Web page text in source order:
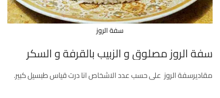
سفة الروز
سفة الروز مصلوق و الزبيب بالقرفة و السكر
مقاديرسفة الروز على حسب عدد الاشخاص انا درت قياس طبسيل كبير.